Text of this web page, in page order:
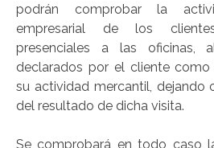
podrán comprobar la
empresarial de los
presenciales a las oficinas,
declarados por el cliente
su actividad mercantil, dejando
del resultado de dicha visita.
Se comprobará en todo caso